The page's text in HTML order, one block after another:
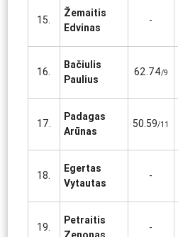
15.
Žemaitis
Edvinas
-
16.
Bačiulis
Paulius
62.74/9
17.
Padagas
Arūnas
50.59/11
18.
Egertas
Vytautas
-
19.
Petraitis
-